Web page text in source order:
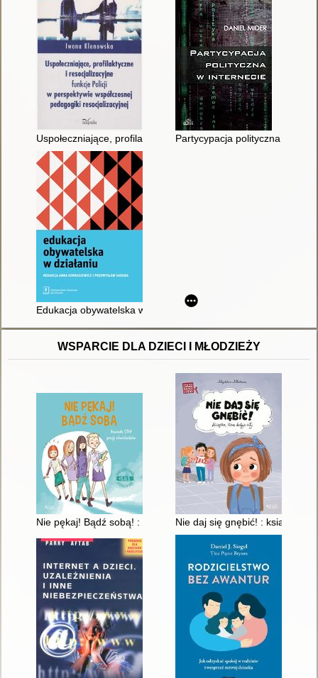
Uspołeczniające, profilaktyczne i resocjalizacyjne funkcje
Partycypacja polityczna w
Edukacja obywatelska w działaniu
WSPARCIE DLA DZIECI I MŁODZIEŻY
Nie pękaj! Bądź sobą! : powiedz stop presji rówieśników
Nie daj się gnębić! : książka,